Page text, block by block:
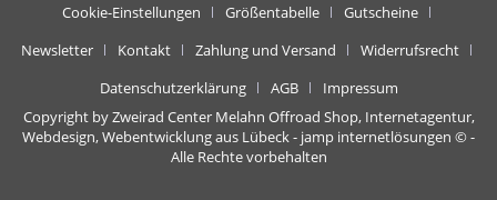
Cookie-Einstellungen
Größentabelle
Gutscheine
Newsletter
Kontakt Zahlung und Versand
Widerrufsrecht
Datenschutzerklärung
AGB
Impressum
Copyright by Zweirad Center Melahn Offroad Shop, Internetagentur,
Webdesign, Webentwicklung aus Lübeck - jamp internetlösungen © -
Alle Rechte vorbehalten